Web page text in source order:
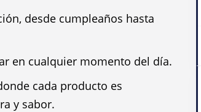
desde cumpleaños hasta
en cualquier momento del día.
cada producto es
y sabor.